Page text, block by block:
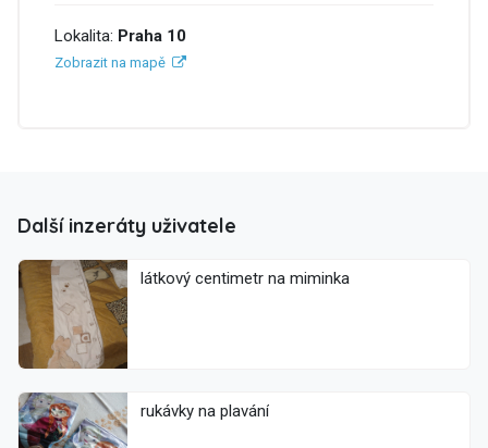
Lokalita: Praha 10
Zobrazit na mapě
Další inzeráty uživatele
látkový centimetr na miminka
rukávky na plavání